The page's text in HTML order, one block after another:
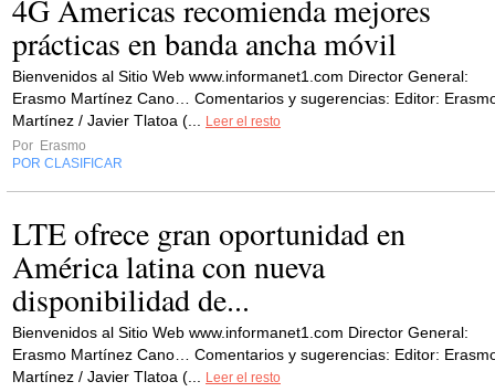
4G Americas recomienda mejores
prácticas en banda ancha móvil
Bienvenidos al Sitio Web www.informanet1.com Director General:
Erasmo Martínez Cano… Comentarios y sugerencias: Editor:
Martínez / Javier Tlatoa (...
Leer el resto
Por Erasmo
POR CLASIFICAR
LTE ofrece gran oportunidad en
América latina con nueva
disponibilidad de...
Bienvenidos al Sitio Web www.informanet1.com Director General:
Erasmo Martínez Cano… Comentarios y sugerencias: Editor:
Martínez / Javier Tlatoa (...
Leer el resto